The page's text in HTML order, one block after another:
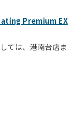
Premium EX
ては、港南台店ま